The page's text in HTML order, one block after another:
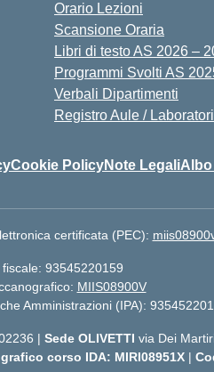
Orario Lezioni
Scansione Oraria
Libri di testo AS 2026 –
Programmi Svolti AS
Verbali Dipartimenti
Registro Aule / Laboratori
Cookie PolicyNote Legali
certificata (PEC):
93545220159
MIIS08900V
Amministrazioni (IPA):
| Sede OLIVETTI via Dei
corso IDA: MIRI08951X |